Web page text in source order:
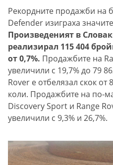
Рекордните продажби на
Defender изиграха
Произведеният в
реализирал 115 404
от 0,7%. Продажбите на
увеличили с 19,7% до 79
Rover е отбелязал скок от
коли. Продажбите на по-
Discovery Sport и Range
увеличили с 9,3% и 26,7%.